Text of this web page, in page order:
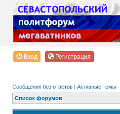
Вход Регистрация
Сообщения без ответов | Активные темы
Список форумов